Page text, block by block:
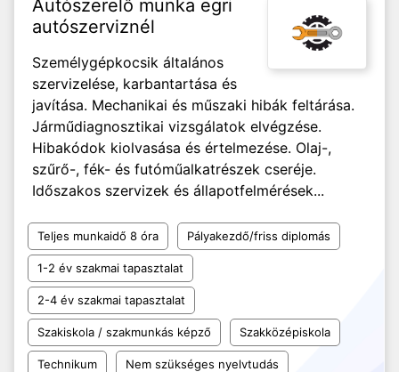
Autószerelő munka egri
autószerviznél
Személygépkocsik általános
szervizelése, karbantartása és
javítása. Mechanikai és műszaki hibák feltárása.
Járműdiagnosztikai vizsgálatok elvégzése.
Hibakódok kiolvasása és értelmezése. Olaj-,
szűrő-, fék- és futóműalkatrészek cseréje.
Időszakos szervizek és állapotfelmérések...
Teljes munkaidő 8 óra Pályakezdő/friss diplomás
1-2 év szakmai tapasztalat
2-4 év szakmai tapasztalat
Szakiskola / szakmunkás képző Szakközépiskola
Technikum Nem szükséges nyelvtudás